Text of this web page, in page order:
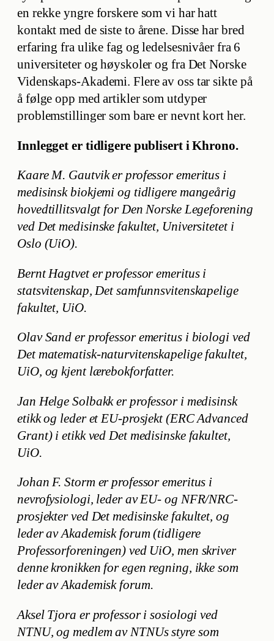
en rekke yngre forskere som vi har hatt
kontakt med de siste to årene. Disse har bred
erfaring fra ulike fag og ledelsesnivåer fra 6
universiteter og høyskoler og fra Det Norske
Videnskaps-Akademi. Flere av oss tar sikte på
å følge opp med artikler som utdyper
problemstillinger som bare er nevnt kort her.
Innlegget er tidligere publisert i Khrono.
Kaare M. Gautvik er professor emeritus i
medisinsk biokjemi og tidligere mangeårig
hovedtillitsvalgt for Den Norske Legeforening
ved Det medisinske fakultet, Universitetet i
Oslo (UiO).
Bernt Hagtvet er professor emeritus i
statsvitenskap, Det samfunnsvitenskapelige
fakultet, UiO.
Olav Sand er professor emeritus i biologi ved
Det matematisk-naturvitenskapelige fakultet,
UiO, og kjent lærebokforfatter.
Jan Helge Solbakk er professor i medisinsk
etikk og leder et EU-prosjekt (ERC Advanced
Grant) i etikk ved Det medisinske fakultet,
UiO.
Johan F. Storm er professor emeritus i
nevrofysiologi, leder av EU- og NFR/NRC-
prosjekter ved Det medisinske fakultet, og
leder av Akademisk forum (tidligere
Professorforeningen) ved UiO, men skriver
denne kronikken for egen regning, ikke som
leder av Akademisk forum.
Aksel Tjora er professor i sosiologi ved
NTNU, og medlem av NTNUs styre som